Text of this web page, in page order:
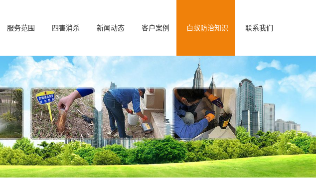
服务范围 四害消杀 新闻动态 客户案例 白蚁防治知识 联系我们